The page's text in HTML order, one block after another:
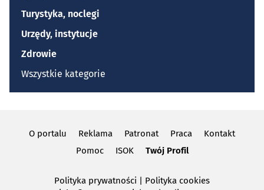
Turystyka, noclegi
Urzędy, instytucje
Zdrowie
Wszystkie kategorie
O portalu Reklama Patronat Praca
Kontakt
Pomoc
ISOK Twój Profil
Polityka prywatności | Polityka cookies